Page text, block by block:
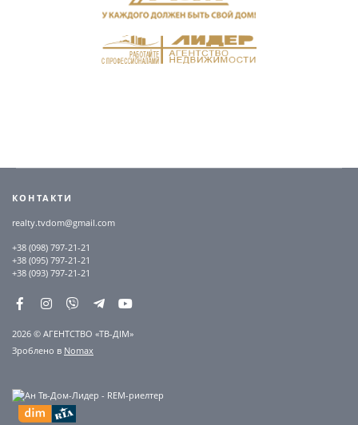
КОНТАКТИ
realty.tvdom@gmail.com
+38 (098) 797-21-21
+38 (095) 797-21-21
+38 (093) 797-21-21
2026 © АГЕНТСТВО «ТВ-ДІМ»
Зроблено в Nomax